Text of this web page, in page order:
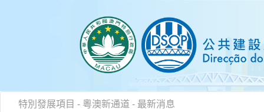
特別發展項目 - 粵澳新通道 - 最新消息